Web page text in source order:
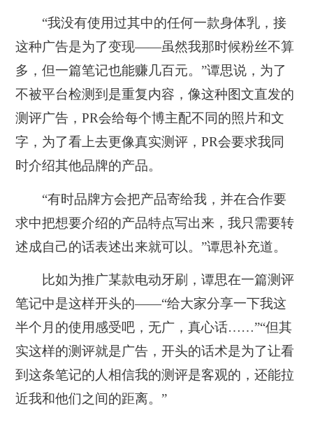
“我没有使用过其中的任何一款身体乳，接
这种广告是为了变现——虽然我那时候粉丝不算
多，但一篇笔记也能赚几百元。”谭思说，为了
不被平台检测到是重复内容，像这种图文直发的
测评广告，PR会给每个博主配不同的照片和文
字，为了看上去更像真实测评，PR会要求我同
时介绍其他品牌的产品。
“有时品牌方会把产品寄给我，并在合作要
求中把想要介绍的产品特点写出来，我只需要转
述成自己的话表述出来就可以。”谭思补充道。
比如为推广某款电动牙刷，谭思在一篇测评
笔记中是这样开头的——“给大家分享一下我这
半个月的使用感受吧，无广，真心话……”“但其
实这样的测评就是广告，开头的话术是为了让看
到这条笔记的人相信我的测评是客观的，还能拉
近我和他们之间的距离。”